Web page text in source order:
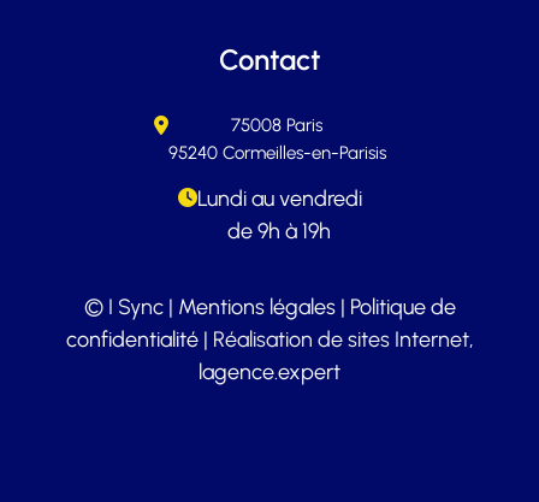
Contact
75008 Paris
95240 Cormeilles-en-Parisis
Lundi au vendredi
de 9h à 19h
© I Sync | Mentions légales| Politique de
confidentialité| Réalisation de sites Internet,
lagence.expert